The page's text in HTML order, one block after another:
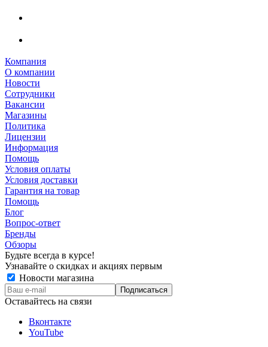
Компания
О компании
Новости
Сотрудники
Вакансии
Магазины
Политика
Лицензии
Информация
Помощь
Условия оплаты
Условия доставки
Гарантия на товар
Помощь
Блог
Вопрос-ответ
Бренды
Обзоры
Будьте всегда в курсе!
Узнавайте о скидках и акциях первым
Новости магазина
Оставайтесь на связи
Вконтакте
YouTube